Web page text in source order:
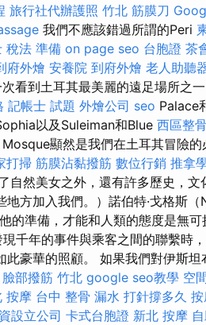
旅行社代辦護照 竹北 筋膜刀
我們不應該錯過所謂的Peri
稅法 準備 on page seo 台胞證 茶
府外燴 安養院 到府外燴 老人助聽
看到土耳其最美麗的遠足場所之
記帳士 試題 外燴公司 seo Palace
以及Suleiman和Blue 西區整骨
Mosque顯然是我們在土耳其冒險的
打掃 筋膜沾黏撥筋 數位行銷 推拿
自然美女之外，還有許多歷史，文
地方加入我們。）諾伯特·戈格斯
他的準備，才能和人類的態度是無可
千年的事件與乘客之間的聯繫時
此豪華的照顧。 如果我們對伊斯
臉部撥筋 竹北 google seo教學 空
按摩 台中 整骨 漏水 打針撐多久
設立公司 卡式台胞證 新北 按摩